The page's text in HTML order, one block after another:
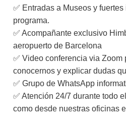
✅ Entradas a Museos y
programa.
✅ Acompañante exclusivo
aeropuerto de Barcelona
✅ Video conferencia via Zoom
conocernos y explicar dudas
✅ Grupo de WhatsApp
✅ Atención 24/7 durante todo
como desde nuestras oficinas